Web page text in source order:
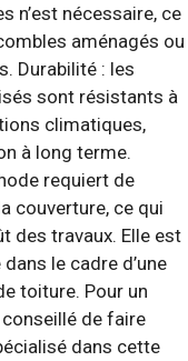
n’est nécessaire, ce
aménagés ou
Durabilité : les
sont résistants à
climatiques,
à long terme.
requiert de
couverture, ce qui
des travaux. Elle est
le cadre d’une
toiture. Pour un
de faire
dans cette